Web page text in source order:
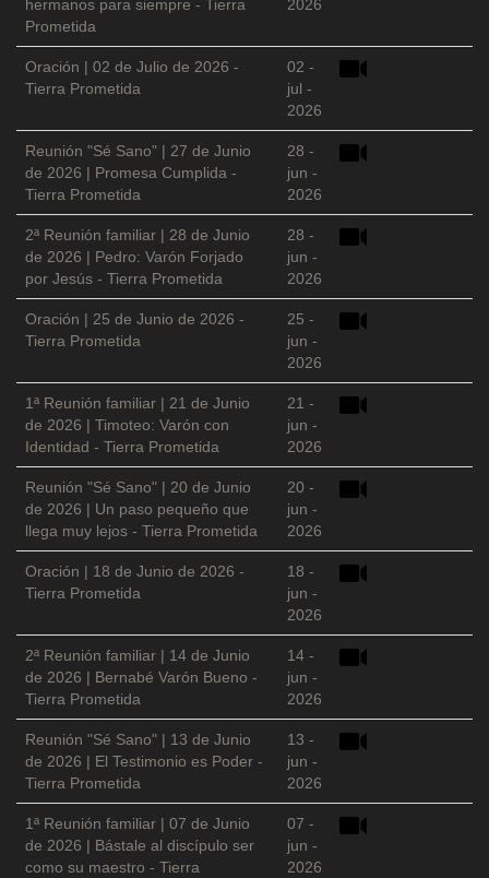
hermanos para siempre - Tierra
Prometida
2026
Oración | 02 de Julio de 2026 -
Tierra Prometida
02 -
jul -
2026
Reunión "Sé Sano" | 27 de Junio
de 2026 | Promesa Cumplida -
Tierra Prometida
28 -
jun -
2026
2ª Reunión familiar | 28 de Junio
de 2026 | Pedro: Varón Forjado
por Jesús - Tierra Prometida
28 -
jun -
2026
Oración | 25 de Junio de 2026 -
Tierra Prometida
25 -
jun -
2026
1ª Reunión familiar | 21 de Junio
de 2026 | Timoteo: Varón con
Identidad - Tierra Prometida
21 -
jun -
2026
Reunión "Sé Sano" | 20 de Junio
de 2026 | Un paso pequeño que
llega muy lejos - Tierra Prometida
20 -
jun -
2026
Oración | 18 de Junio de 2026 -
Tierra Prometida
18 -
jun -
2026
2ª Reunión familiar | 14 de Junio
de 2026 | Bernabé Varón Bueno -
Tierra Prometida
14 -
jun -
2026
Reunión "Sé Sano" | 13 de Junio
de 2026 | El Testimonio es Poder -
Tierra Prometida
13 -
jun -
2026
1ª Reunión familiar | 07 de Junio
de 2026 | Bástale al discípulo ser
como su maestro - Tierra
07 -
jun -
2026